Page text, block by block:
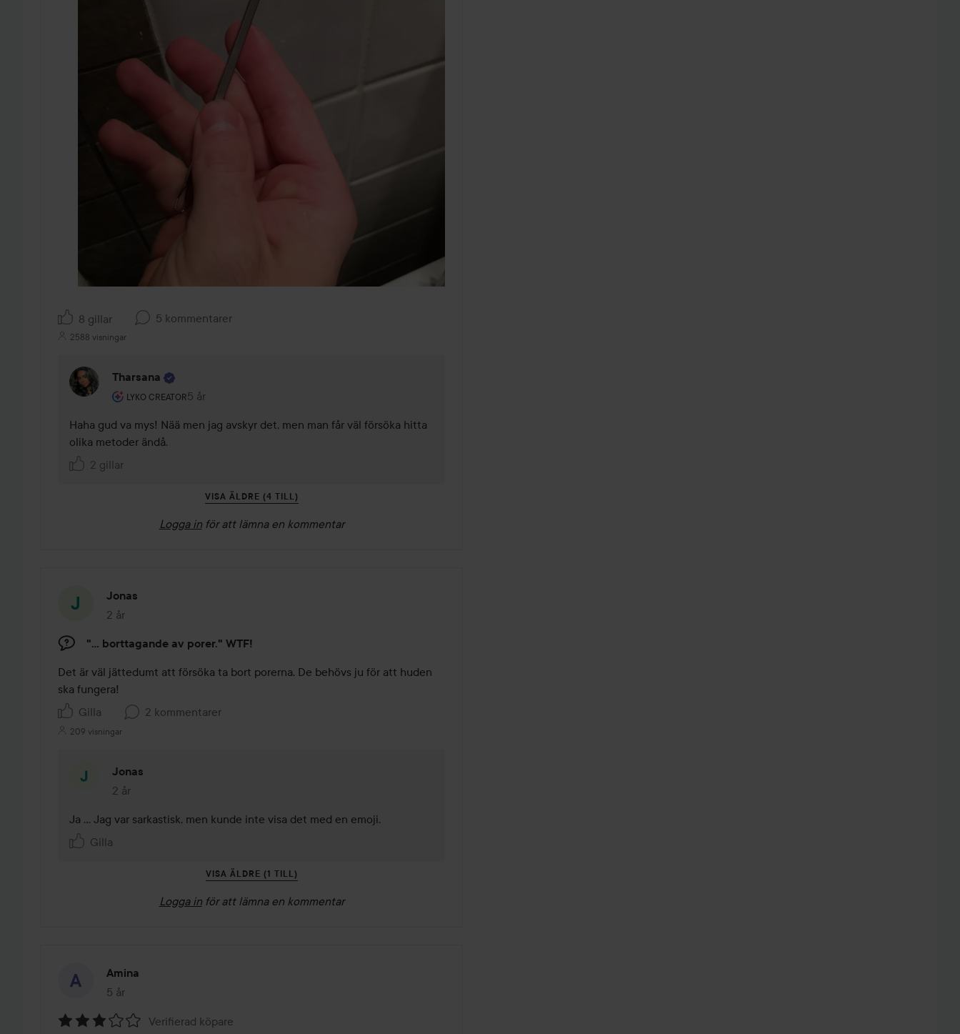
8 gillar 5 kommentarer
2588 visningar
Tharsana
LYKO CREATOR
Användarens roll: Lyko Creator.
5 år
Kommentaren lades 5 år
Haha gud va mys! Nää men jag avskyr det, men man får väl försöka hitta
olika metoder ändå.
2 gillar
VISA ÄLDRE (4 TILL)
Logga in för att lämna en kommentar
Jonas
2 år
Inlägget skapades 2 år
"... borttagande av porer." WTF!
Det är väl jättedumt att försöka ta bort porerna. De behövs ju för att huden
ska fungera!
Gilla
2 kommentarer
209 visningar
Jonas
2 år
Kommentaren lades 2 år
Ja ... Jag var sarkastisk, men kunde inte visa det med en emoji.
Gilla
VISA ÄLDRE (1 TILL)
Logga in för att lämna en kommentar
Amina
5 år
Inlägget skapades 5 år
Verifierad köpare